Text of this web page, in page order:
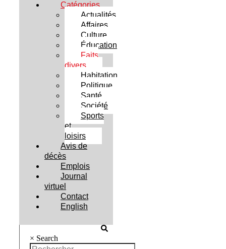
Catégories
Actualités
Affaires
Culture
Éducation
Faits
divers
Habitation
Politique
Santé
Société
Sports
et
loisirs
Avis de
décès
Emplois
Journal
virtuel
Contact
English
× Search